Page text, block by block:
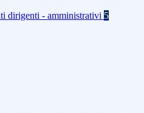
dirigenti - amministrativi 5